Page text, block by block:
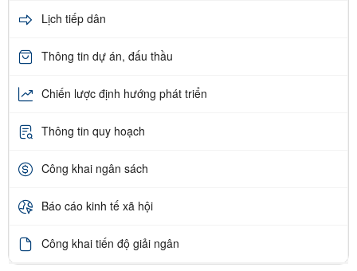
Lịch tiếp dân
Thông tin dự án, đấu thầu
Chiến lược định hướng phát triển
Thông tin quy hoạch
Công khai ngân sách
Báo cáo kinh tế xã hội
Công khai tiến độ giải ngân